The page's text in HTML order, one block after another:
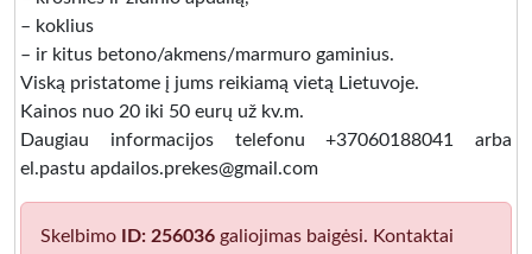
– koklius
– ir kitus betono/akmens/marmuro gaminius.
Viską pristatome į jums reikiamą vietą Lietuvoje.
Kainos nuo 20 iki 50 eurų už kv.m.
Daugiau informacijos telefonu +37060188041 arba
el.pastu apdailos.prekes@gmail.com
Skelbimo ID: 256036 galiojimas baigėsi. Kontaktai